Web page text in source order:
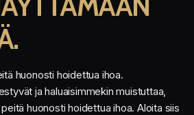
huonosti hoidettua ihoa.
ja haluaisimmekin muistuttaa,
huonosti hoidettua ihoa. Aloita siis